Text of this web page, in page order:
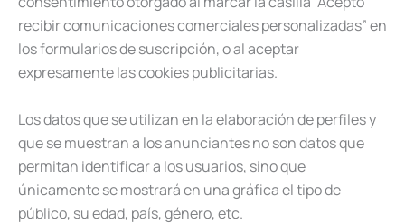
recibir comunicaciones comerciales personalizadas” en
los formularios de suscripción, o al aceptar
expresamente las cookies publicitarias.
Los datos que se utilizan en la elaboración de perfiles y
que se muestran a los anunciantes no son datos que
permitan identificar a los usuarios, sino que
únicamente se mostrará en una gráfica el tipo de
público, su edad, país, género, etc.